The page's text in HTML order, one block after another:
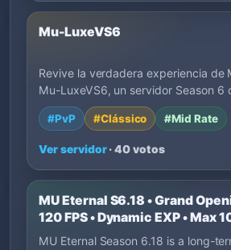
Mu-LuxeVS6
Revive la verdadera experiencia de
Mu-LuxeVS6, un servidor Season 6
#PvP #Clássico #Mid Rate
Ver servidor· 40 votos
MU Eternal S6.18 • Grand
120 FPS • Dynamic EXP • Max
P2W
MU Eternal Season 6.18 is a long-